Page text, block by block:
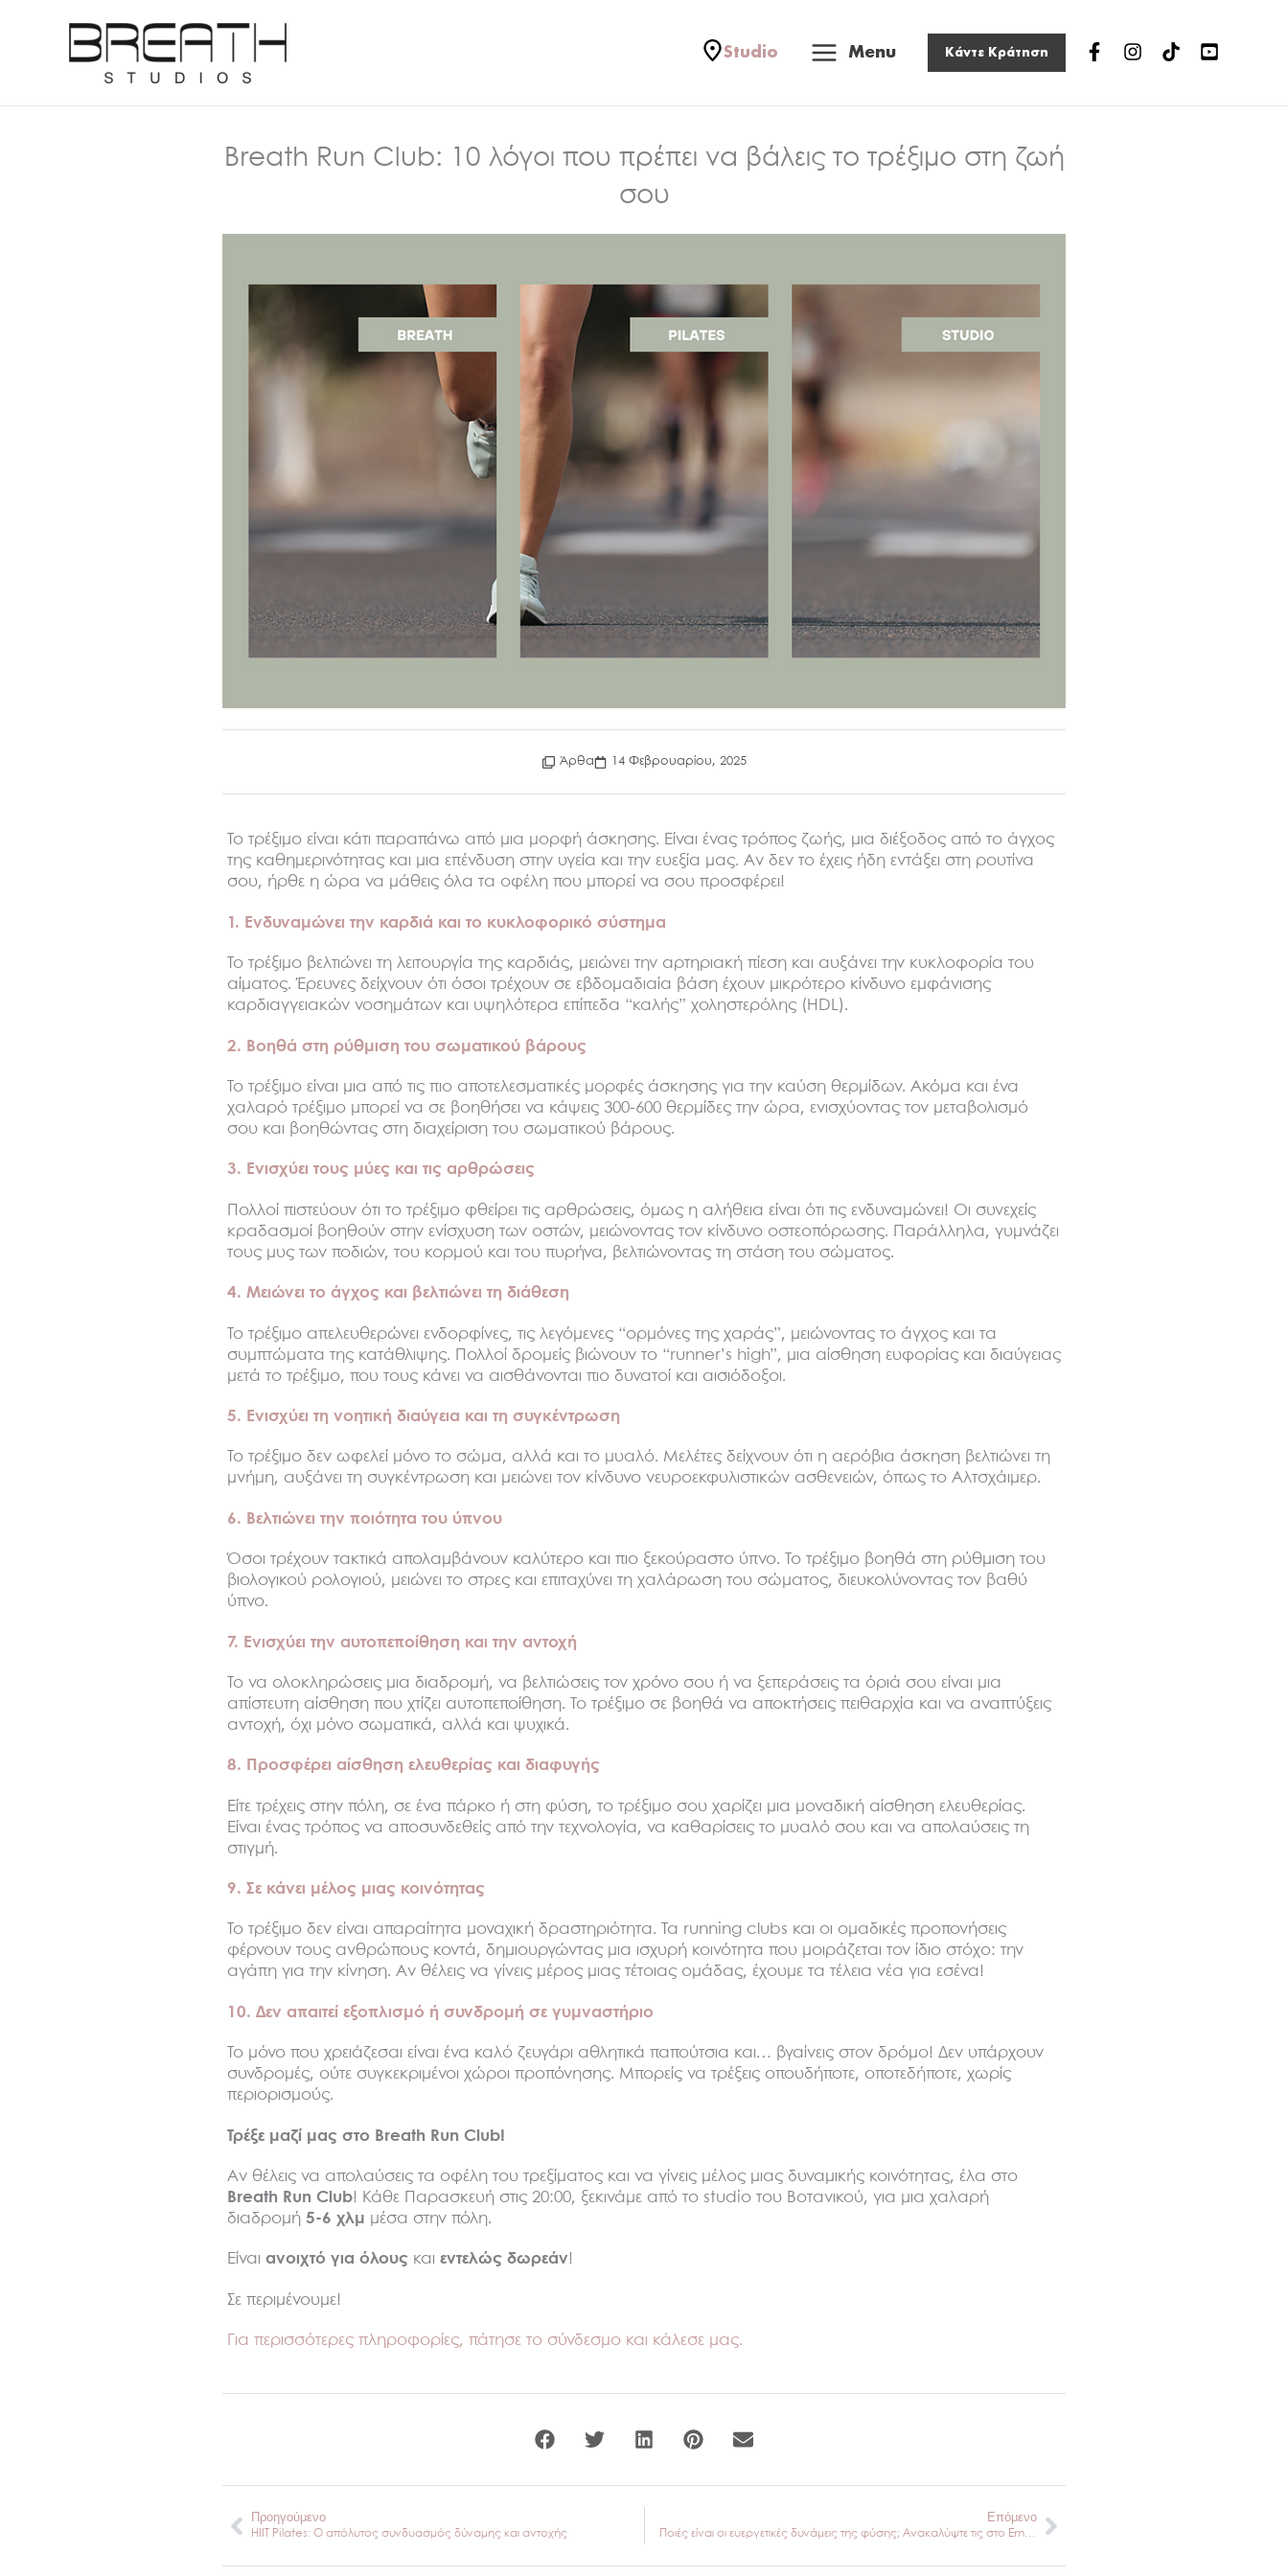
περιεχόμενο
Studio
Menu
Menu Κάντε Κράτηση
Breath Run Club: 10 λόγοι που πρέπει να βάλεις το τρέξιμο στη ζωή
σου
Άρθα 14 Φεβρουαρίου, 2025
Το τρέξιμο είναι κάτι παραπάνω από μια μορφή άσκησης. Είναι ένας τρόπος ζωής, μια διέξοδος από το άγχος
της καθημερινότητας και μια επένδυση στην υγεία και την ευεξία μας. Αν δεν το έχεις ήδη εντάξει στη ρουτίνα
σου, ήρθε η ώρα να μάθεις όλα τα οφέλη που μπορεί να σου προσφέρει!
1. Ενδυναμώνει την καρδιά και το κυκλοφορικό σύστημα
Το τρέξιμο βελτιώνει τη λειτουργία της καρδιάς, μειώνει την αρτηριακή πίεση και αυξάνει την κυκλοφορία του
αίματος. Έρευνες δείχνουν ότι όσοι τρέχουν σε εβδομαδιαία βάση έχουν μικρότερο κίνδυνο εμφάνισης
καρδιαγγειακών νοσημάτων και υψηλότερα επίπεδα “καλής” χοληστερόλης (HDL).
2. Βοηθά στη ρύθμιση του σωματικού βάρους
Το τρέξιμο είναι μια από τις πιο αποτελεσματικές μορφές άσκησης για την καύση θερμίδων. Ακόμα και ένα
χαλαρό τρέξιμο μπορεί να σε βοηθήσει να κάψεις 300-600 θερμίδες την ώρα, ενισχύοντας τον μεταβολισμό
σου και βοηθώντας στη διαχείριση του σωματικού βάρους.
3. Ενισχύει τους μύες και τις αρθρώσεις
Πολλοί πιστεύουν ότι το τρέξιμο φθείρει τις αρθρώσεις, όμως η αλήθεια είναι ότι τις ενδυναμώνει! Οι συνεχείς
κραδασμοί βοηθούν στην ενίσχυση των οστών, μειώνοντας τον κίνδυνο οστεοπόρωσης. Παράλληλα, γυμνάζει
τους μυς των ποδιών, του κορμού και του πυρήνα, βελτιώνοντας τη στάση του σώματος.
4. Μειώνει το άγχος και βελτιώνει τη διάθεση
Το τρέξιμο απελευθερώνει ενδορφίνες, τις λεγόμενες “ορμόνες της χαράς”, μειώνοντας το άγχος και τα
συμπτώματα της κατάθλιψης. Πολλοί δρομείς βιώνουν το “runner’s high”, μια αίσθηση ευφορίας και διαύγειας
μετά το τρέξιμο, που τους κάνει να αισθάνονται πιο δυνατοί και αισιόδοξοι.
5. Ενισχύει τη νοητική διαύγεια και τη συγκέντρωση
Το τρέξιμο δεν ωφελεί μόνο το σώμα, αλλά και το μυαλό. Μελέτες δείχνουν ότι η αερόβια άσκηση βελτιώνει τη
μνήμη, αυξάνει τη συγκέντρωση και μειώνει τον κίνδυνο νευροεκφυλιστικών ασθενειών, όπως το Αλτσχάιμερ.
6. Βελτιώνει την ποιότητα του ύπνου
Όσοι τρέχουν τακτικά απολαμβάνουν καλύτερο και πιο ξεκούραστο ύπνο. Το τρέξιμο βοηθά στη ρύθμιση του
βιολογικού ρολογιού, μειώνει το στρες και επιταχύνει τη χαλάρωση του σώματος, διευκολύνοντας τον βαθύ
ύπνο.
7. Ενισχύει την αυτοπεποίθηση και την αντοχή
Το να ολοκληρώσεις μια διαδρομή, να βελτιώσεις τον χρόνο σου ή να ξεπεράσεις τα όριά σου είναι μια
απίστευτη αίσθηση που χτίζει αυτοπεποίθηση. Το τρέξιμο σε βοηθά να αποκτήσεις πειθαρχία και να αναπτύξεις
αντοχή, όχι μόνο σωματικά, αλλά και ψυχικά.
8. Προσφέρει αίσθηση ελευθερίας και διαφυγής
Είτε τρέχεις στην πόλη, σε ένα πάρκο ή στη φύση, το τρέξιμο σου χαρίζει μια μοναδική αίσθηση ελευθερίας.
Είναι ένας τρόπος να αποσυνδεθείς από την τεχνολογία, να καθαρίσεις το μυαλό σου και να απολαύσεις τη
στιγμή.
9. Σε κάνει μέλος μιας κοινότητας
Το τρέξιμο δεν είναι απαραίτητα μοναχική δραστηριότητα. Τα running clubs και οι ομαδικές προπονήσεις
φέρνουν τους ανθρώπους κοντά, δημιουργώντας μια ισχυρή κοινότητα που μοιράζεται τον ίδιο στόχο: την
αγάπη για την κίνηση. Αν θέλεις να γίνεις μέρος μιας τέτοιας ομάδας, έχουμε τα τέλεια νέα για εσένα!
10. Δεν απαιτεί εξοπλισμό ή συνδρομή σε γυμναστήριο
Το μόνο που χρειάζεσαι είναι ένα καλό ζευγάρι αθλητικά παπούτσια και… βγαίνεις στον δρόμο! Δεν υπάρχουν
συνδρομές, ούτε συγκεκριμένοι χώροι προπόνησης. Μπορείς να τρέξεις οπουδήποτε, οποτεδήποτε, χωρίς
περιορισμούς.
Τρέξε μαζί μας στο Breath Run Club!
Αν θέλεις να απολαύσεις τα οφέλη του τρεξίματος και να γίνεις μέλος μιας δυναμικής κοινότητας, έλα στο
Breath Run Club! Κάθε Παρασκευή στις 20:00, ξεκινάμε από το studio του Βοτανικού, για μια χαλαρή
διαδρομή 5-6 χλμ μέσα στην πόλη.
Είναι ανοιχτό για όλους και εντελώς δωρεάν!
Σε περιμένουμε!
Για περισσότερες πληροφορίες, πάτησε το σύνδεσμο και κάλεσε μας.
Prev
Προηγούμενο
HIIT Pilates: Ο απόλυτος συνδυασμός δύναμης και αντοχής
Επόμενο
Ποιές είναι οι ευεργετικές δυνάμεις της φύσης; Ανακαλύψτε τις στο Empower & Recharge Retreat
Next